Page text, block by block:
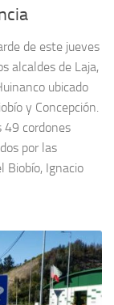
de este jueves
alcaldes de Laja,
ubicado
y Concepción.
49 cordones
por las
Biobío, Ignacio